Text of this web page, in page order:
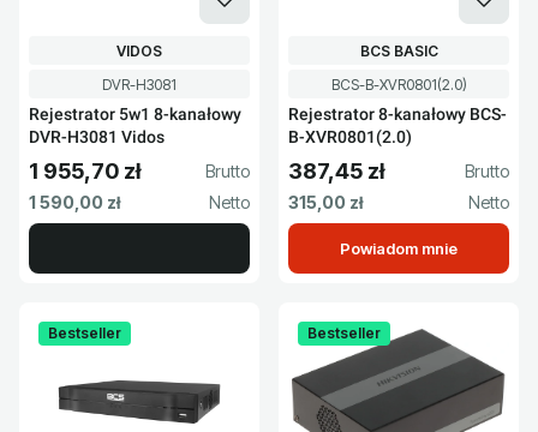
Kod produktu
DVR-H3081
Rejestrator 5w1 8-kanałowy
DVR-H3081 Vidos
PRODUCENT
VIDOS
Cena brutto
1 955,70 zł
Cena netto
1 590,00 zł
Kod produktu
BCS-B-XVR0801(2.0)
Rejestrator 8-kanałowy BCS-
B-XVR0801(2.0)
PRODUCENT
BCS BASIC
Cena brutto
387,45 zł
Cena netto
315,00 zł
Powiadom mnie
Bestseller Bestseller